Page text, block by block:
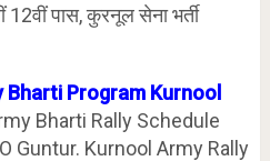
12वीं पास, कुरनूल सेना भर्ती
Bharti Program Kurnool
Bharti Rally Schedule
Guntur. Kurnool Army Rally